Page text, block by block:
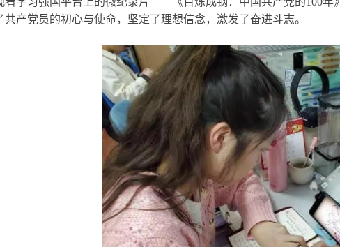
共产党员的初心与使命，坚定了理想信念，激发了奋进斗志。